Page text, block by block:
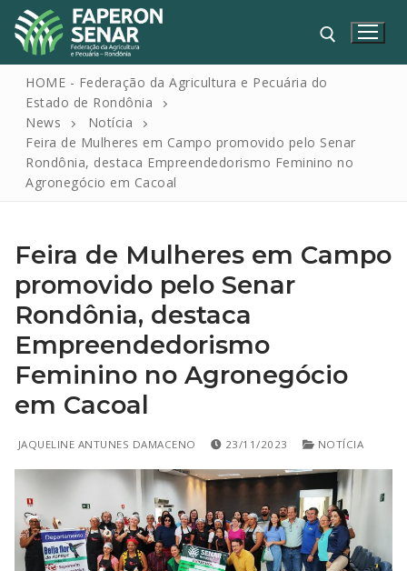
HOME
FAPERON
SENAR
SINDICATOS
IPAGRO
SISTEMAS
Chamados TI
Extranet
Lgpd
HOME - Federação da Agricultura e Pecuária do
Estado de Rondônia
News
Notícia
Feira de Mulheres em Campo promovido pelo Senar
Rondônia, destaca Empreendedorismo Feminino no
Agronegócio em Cacoal
Feira de Mulheres em Campo
promovido pelo Senar
Rondônia, destaca
Empreendedorismo
Feminino no Agronegócio
em Cacoal
JAQUELINE ANTUNES DAMACENO 23/11/2023 NOTÍCIA